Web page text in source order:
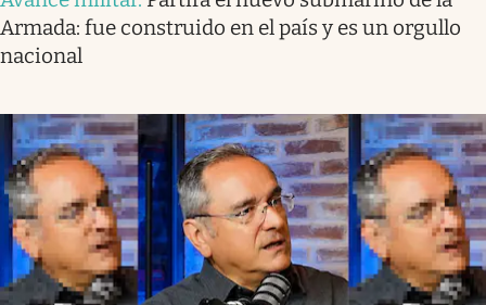
Armada: fue construido en el país y es un orgullo
nacional